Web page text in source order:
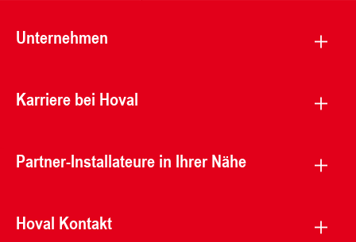
Unternehmen
Karriere bei Hoval
Partner-Installateure in Ihrer Nähe
Hoval Kontakt